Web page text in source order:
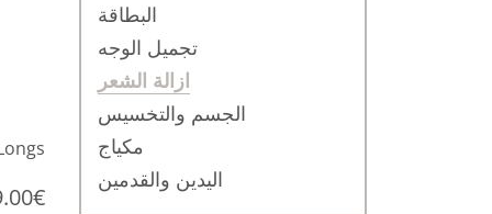
البطاقة
تجميل الوجه
ازالة الشعر
الجسم والتخسيس
مكياج
اليدين والقدمين